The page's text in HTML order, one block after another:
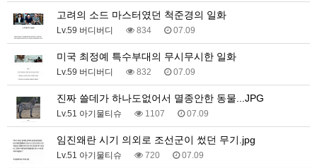
고려의 소드 마스터였던 척준경의 일화
Lv.59 버디버디 834 07.09
미국 최정예 특수부대의 무시무시한 일화
Lv.59 버디버디 832 07.09
진짜 쓸데가 하나도없어서 멸종안한 동물...JPG
Lv.51 아기물티슈 1107 07.09
임진왜란 시기 의외로 조선군이 썼던 무기.jpg
Lv.51 아기물티슈 720 07.09